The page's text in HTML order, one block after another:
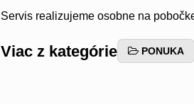
Servis realizujeme osobne na
Viac z kategórie PONUKA